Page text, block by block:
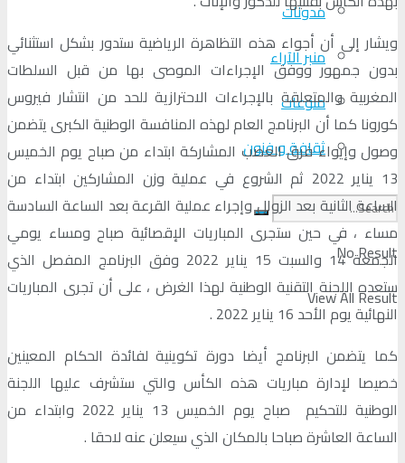
مدونات
منبر الآراء
منوعات
ثقافة و فنون
No Result
View All Result
ويشار إلى أن أجواء هذه التظاهرة الرياضية ستدور بشكل استثنائي
بدون جمهور ووفق الإجراءات الموصى بها من قبل السلطات
المغربية والمتعلقة بالإجراءات الاحترازية للحد من انتشار فيروس
كورونا كما أن البرنامج العام لهذه المنافسة الوطنية الكبرى يتضمن
وصول وإيواء فرق العصب المشاركة ابتداء من صباح يوم الخميس
13 يناير 2022 ثم الشروع في عملية وزن المشاركين ابتداء من
الساعة الثانية بعد الزوال وإجراء عملية القرعة بعد الساعة السادسة
مساء ، في حين ستجرى المباريات الإقصائية صباح ومساء يومي
الجمعة 14 والسبت 15 يناير 2022 وفق البرنامج المفصل الذي
ستعده اللجنة التقنية الوطنية لهذا الغرض ، على أن تجرى المباريات
النهائية يوم الأحد 16 يناير 2022 .
كما يتضمن البرنامج أيضا دورة تكوينية لفائدة الحكام المعينين
خصيصا لإدارة مباريات هذه الكأس والتي ستشرف عليها اللجنة
الوطنية للتحكيم صباح يوم الخميس 13 يناير 2022 وابتداء من
الساعة العاشرة صباحا بالمكان الذي سيعلن عنه لاحقا .